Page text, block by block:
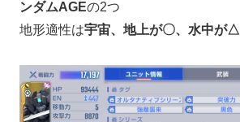
ンダムAGEの2つ
地形適性は宇宙、地上が〇、水中が△